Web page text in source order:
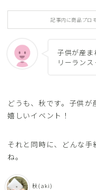
記事内に商品プロ
子供が産ま
リーラン
どうも、秋です。子供
嬉しいイベント！
それと同時に、どんな
ね。
秋(aki)